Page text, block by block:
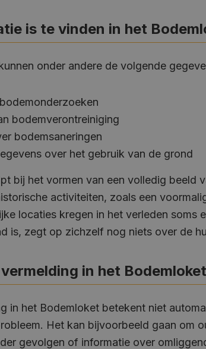
is te vinden in het
onder andere de volgende
bodemverontreiniging
bodemsaneringen
over het gebruik van de grond
bij het vormen van een volledig beeld
activiteiten, zoals een
locaties kregen in het verleden soms
is, zegt op zichzelf nog niets over de
in het
in het Bodemloket betekent niet
Het kan bijvoorbeeld gaan om
gevolgen of informatie over